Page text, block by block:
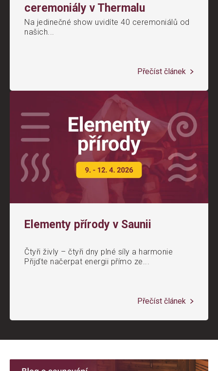
ceremoniály v Thermalu
Na jedinečné show uvidíte 40 ceremoniálů od
našich...
Přečíst článek
Elementy přírody v Saunii
Čtyři živly – čtyři dny plné síly a harmonie
Přijďte načerpat energii přímo ze...
Přečíst článek